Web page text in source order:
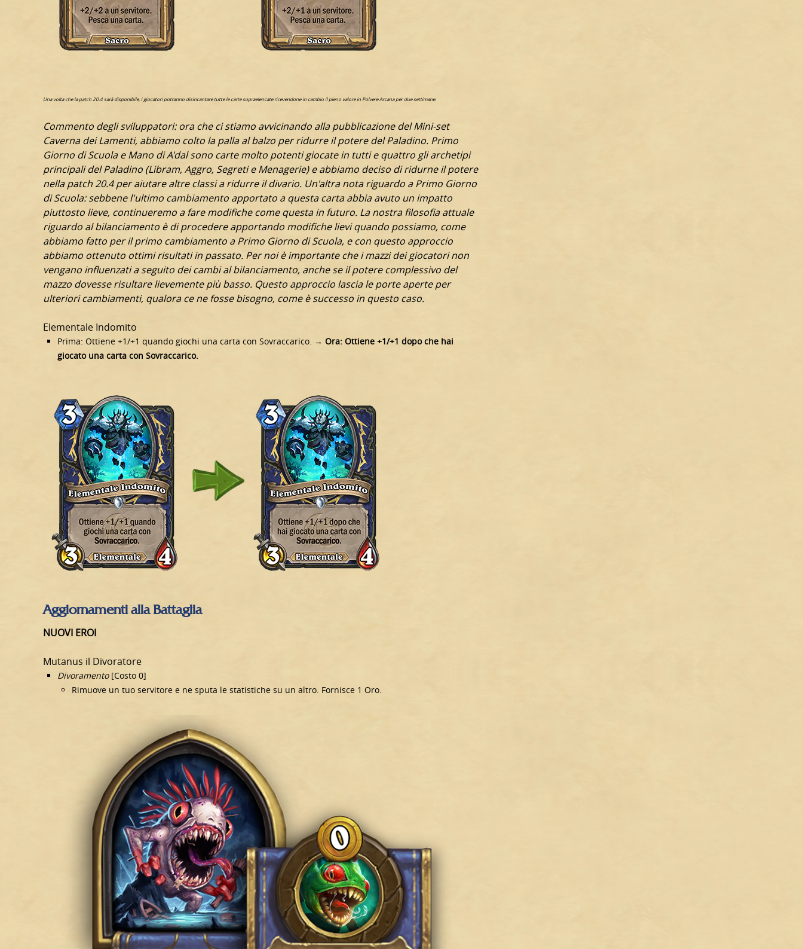
Una volta che la patch 20.4 sarà disponibile, i giocatori potranno disincantare tutte le carte sopraelencate ricevendone in cambio il pieno valore in Polvere Arcana per due settimane.
Commento degli sviluppatori: ora che ci stiamo avvicinando alla pubblicazione del Mini-set
Caverna dei Lamenti, abbiamo colto la palla al balzo per ridurre il potere del Paladino. Primo
Giorno di Scuola e Mano di A'dal sono carte molto potenti giocate in tutti e quattro gli archetipi
principali del Paladino (Libram, Aggro, Segreti e Menagerie) e abbiamo deciso di ridurne il potere
nella patch 20.4 per aiutare altre classi a ridurre il divario. Un'altra nota riguardo a Primo Giorno
di Scuola: sebbene l'ultimo cambiamento apportato a questa carta abbia avuto un impatto
piuttosto lieve, continueremo a fare modifiche come questa in futuro. La nostra filosofia attuale
riguardo al bilanciamento è di procedere apportando modifiche lievi quando possiamo, come
abbiamo fatto per il primo cambiamento a Primo Giorno di Scuola, e con questo approccio
abbiamo ottenuto ottimi risultati in passato. Per noi è importante che i mazzi dei giocatori non
vengano influenzati a seguito dei cambi al bilanciamento, anche se il potere complessivo del
mazzo dovesse risultare lievemente più basso. Questo approccio lascia le porte aperte per
ulteriori cambiamenti, qualora ce ne fosse bisogno, come è successo in questo caso.
Elementale Indomito
Prima: Ottiene +1/+1 quando giochi una carta con Sovraccarico. → Ora: Ottiene +1/+1 dopo che hai
giocato una carta con Sovraccarico.
Aggiornamenti alla Battaglia
NUOVI EROI
Mutanus il Divoratore
Divoramento[Costo 0]
Rimuove un tuo servitore e ne sputa le statistiche su un altro. Fornisce 1 Oro.